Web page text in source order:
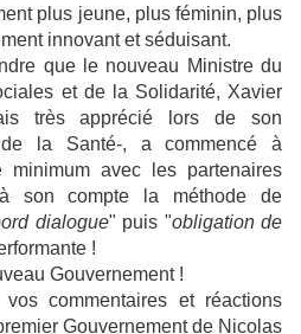
plus jeune, plus féminin, plus
innovant et séduisant.
que le nouveau Ministre du
et de la Solidarité, Xavier
très apprécié lors de son
la Santé-, a commencé à
avec les partenaires
son compte la méthode de
dialogue" puis "obligation de
!
Gouvernement !
commentaires et réactions
Gouvernement de Nicolas